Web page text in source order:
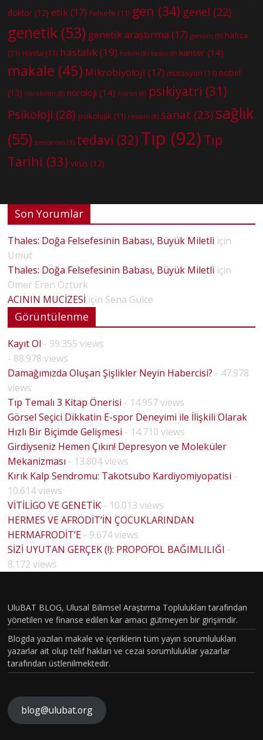
doktor (12) etik(17) Felsefe (11) gen (34) genel (22)
genetik (53) genetik araştırma (17) genom (9) hafıza
(11) Hasta (11) hastalık(19) hekim (8) kadın (8) kanser (14)
makale (45) Mikrobiyoloji (17) mutasyon (11) nobel
(13) nörobilim (8) nöroloji (14) nöron (8) psikiyatri (31)
Psikoloji (28) psikolojik (11) ressam (8) sanat (23) sağlık
(55) sendrom (9) tedavi (32) Tıp (92) Tıp
Tarihi (33) virüs (12)
Son Yorumlar
Thales: Doğa Felsefesinin Babası, Büyük Miletli için
Umut
Thales: Doğa Felsefesinin Babası, Büyük Miletli için
Ömer Eren Öztürk
ACININ MUCİZESİ için Sena Gülce
Görüntülenme
Kayıt Ol - 99.355 views
- 88.978 views
Damağımızda Oluşan Şişlikler Neyin Habercisi? - 47.978
views
Tıp Temalı 3 Kitap Önerisi - 14.957 views
Görsel Seçici Dikkatin E-spor Deneyimi ile İlişkili Olarak
Hızlı Bir Biçimde Gelişmesi - 14.710 views
Girdiyseniz Hemen Çıkın! Depresyon ve Moleküler
Mekanizması - 13.804 views
Kırık Kalp Sendromu: Takotsubo Kardiyomiyopatisi -
10.614 views
VİTİLİGO VE GENETİK - 10.013 views
HERMES VE AFRODİT’İN ÇOCUKLARINDAN
HERMAFRODİT’E - 9.674 views
SİZİ UYUTAN GERÇEK (!): PROPOFOL BAĞIMLILIĞI -
8.172 views
UluBAT BLOG, Ulusal Bilimsel Araştırma Toplulukları tarafından
yönetilen ve finanse edilen kar amacı gütmeyen bir girişimdir.
Blogda yazılan makale ve içeriklerin tüm yayın sorumlulukları
yazarlar ait olup telif hakları ve cezai sorumluluklar yazarlar
tarafından üstlenilmektedir.
blog@ulubat.org
HOUSE
MD
BÖLÜM
VAKASI
GERÇEK
OLDU :
TÜRKİY